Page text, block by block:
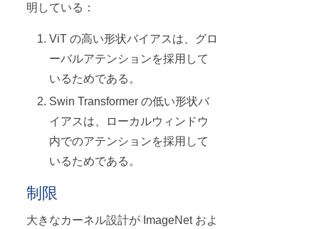
明している：
ViT の高い形状バイアスは、グロ
ーバルアテンションを採用して
いるためである。
Swin Transformer の低い形状バ
イアスは、ローカルウィンドウ
内でのアテンションを採用して
いるためである。
制限
大きなカーネル設計が ImageNet およ